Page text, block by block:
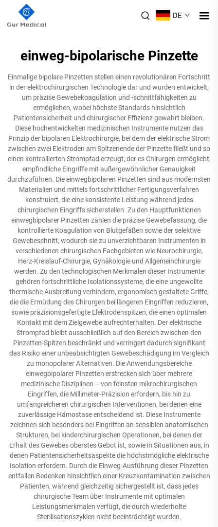
DE
einweg-bipolarische Pinzette
Einmalige bipolare Pinzetten stellen einen revolutionären Fortschritt
in der elektrochirurgischen Technologie dar und wurden entwickelt,
um präzise Gewebekoagulation und -schnittfähigkeiten zu
ermöglichen, wobei höchste Standards hinsichtlich
Patientensicherheit und chirurgischer Effizienz gewahrt bleiben.
Diese hochentwickelten medizinischen Instrumente nutzen das
Prinzip der bipolaren Elektrochirurgie, bei dem der elektrische Strom
zwischen zwei Elektroden am Spitzenende der Pinzette fließt und so
einen kontrollierten Strompfad erzeugt, der es Chirurgen ermöglicht,
empfindliche Eingriffe mit außergewöhnlicher Genauigkeit
durchzuführen. Die einwegbipolaren Pinzetten sind aus modernsten
Materialien und mittels fortschrittlicher Fertigungsverfahren
konstruiert, die eine konsistente Leistung während jedes
chirurgischen Eingriffs sicherstellen. Zu den Hauptfunktionen
einwegbipolarer Pinzetten zählen die präzise Gewebefassung, die
kontrollierte Koagulation von Blutgefäßen sowie der selektive
Gewebeschnitt, wodurch sie zu unverzichtbaren Instrumenten in
verschiedenen chirurgischen Fachgebieten wie Neurochirurgie,
Herz-Kreislauf-Chirurgie, Gynäkologie und Allgemeinchirurgie
werden. Zu den technologischen Merkmalen dieser Instrumente
gehören fortschrittliche Isolationssysteme, die eine ungewollte
thermische Ausbreitung verhindern, ergonomisch gestaltete Griffe,
die die Ermüdung des Chirurgen bei längeren Eingriffen reduzieren,
sowie präzisionsgefertigte Elektrodenspitzen, die einen optimalen
Kontakt mit dem Zielgewebe aufrechterhalten. Der elektrische
Strompfad bleibt ausschließlich auf den Bereich zwischen den
Pinzetten-Spitzen beschränkt und verringert dadurch signifikant
das Risiko einer unbeabsichtigten Gewebeschädigung im Vergleich
zu monopolarer Alternativen. Die Anwendungsbereiche
einwegbipolarer Pinzetten erstrecken sich über mehrere
medizinische Disziplinen – von feinsten mikrochirurgischen
Eingriffen, die Millimeter-Präzision erfordern, bis hin zu
umfangreicheren chirurgischen Interventionen, bei denen eine
zuverlässige Hämostase entscheidend ist. Diese Instrumente
zeichnen sich besonders bei Eingriffen an sensiblen anatomischen
Strukturen, bei kinderchirurgischen Operationen, bei denen der
Erhalt des Gewebes oberstes Gebot ist, sowie in Situationen aus, in
denen Patientensicherheitsaspekte die höchstmögliche elektrische
Isolation erfordern. Durch die Einweg-Ausführung dieser Pinzetten
entfallen Bedenken hinsichtlich einer Kreuzkontamination zwischen
Patienten, während gleichzeitig sichergestellt ist, dass jedes
chirurgische Team über Instrumente mit optimalen
Leistungsmerkmalen verfügt, die durch wiederholte
Sterilisationszyklen nicht beeinträchtigt wurden.